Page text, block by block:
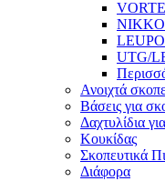
UTG/
Ανοιχτά
Βάσεις για
Δαχτυλίδια
Κουκίδας
Σκοπευτικά
Διάφορα